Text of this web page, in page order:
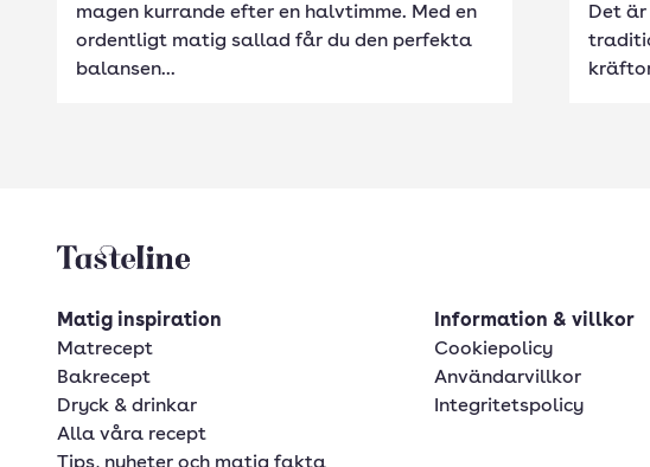
magen kurrande efter en halvtimme. Med en
ordentligt matig sallad får du den perfekta
balansen...
Det
Tasteline startsida
Matig inspiration
Matrecept
Bakrecept
Dryck & drinkar
Alla våra recept
Information & villkor
Cookiepolicy
Användarvillkor
Integritetspolicy